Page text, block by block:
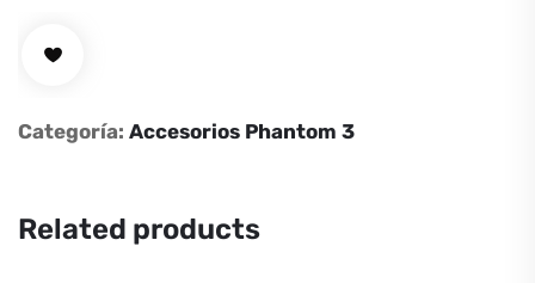
DJI
cantidad
Categoría: Accesorios Phantom 3
Related products